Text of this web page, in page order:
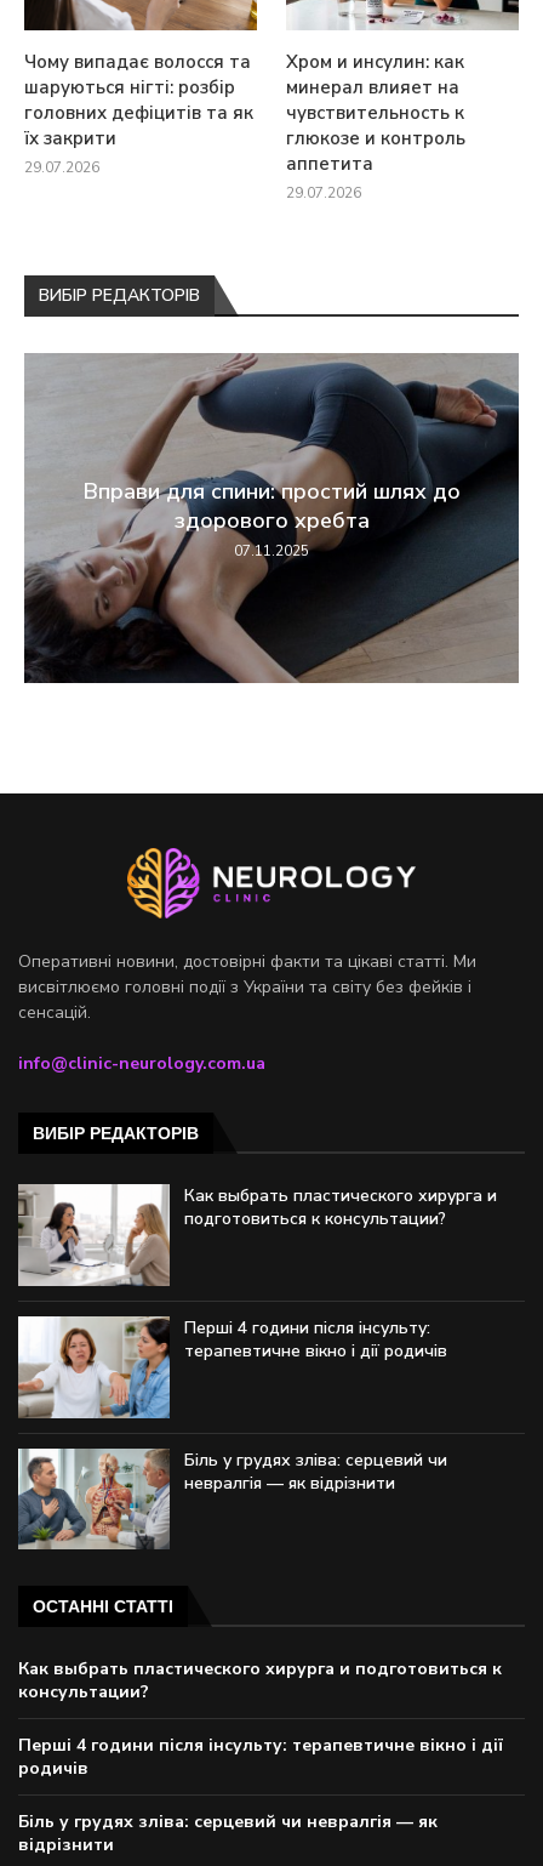
Чому випадає волосся та
шаруються нігті: розбір
головних дефіцитів та як
їх закрити
29.07.2026
Хром и инсулин: как
минерал влияет на
чувствительность к
глюкозе и контроль
аппетита
29.07.2026
ВИБІР РЕДАКТОРІВ
Вправи для спини: простий шлях до
здорового хребта
07.11.2025
Оперативні новини, достовірні факти та цікаві статті. Ми
висвітлюємо головні події з України та світу без фейків і
сенсацій.
info@clinic-neurology.com.ua
ВИБІР РЕДАКТОРІВ
Как выбрать пластического хирурга и
подготовиться к консультации?
Перші 4 години після інсульту:
терапевтичне вікно і дії родичів
Біль у грудях зліва: серцевий чи
невралгія — як відрізнити
ОСТАННІ СТАТТІ
Как выбрать пластического хирурга и подготовиться к
консультации?
Перші 4 години після інсульту: терапевтичне вікно і дії
родичів
Біль у грудях зліва: серцевий чи невралгія — як
відрізнити